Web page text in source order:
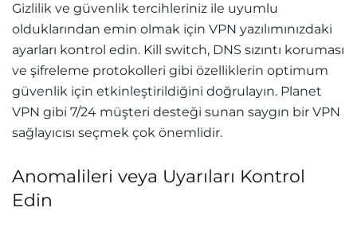
Gizlilik ve güvenlik tercihleriniz ile uyumlu
olduklarından emin olmak için VPN yazılımınızdaki
ayarları kontrol edin. Kill switch, DNS sızıntı koruması
ve şifreleme protokolleri gibi özelliklerin optimum
güvenlik için etkinleştirildiğini doğrulayın. Planet
VPN gibi 7/24 müşteri desteği sunan saygın bir VPN
sağlayıcısı seçmek çok önemlidir.
Anomalileri veya Uyarıları Kontrol
Edin